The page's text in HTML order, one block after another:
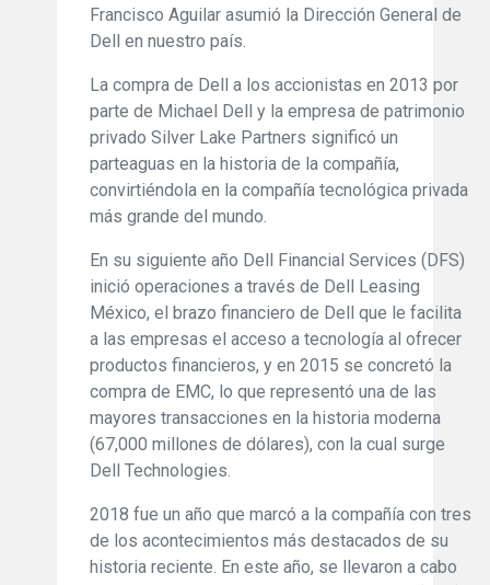
Francisco Aguilar asumió la Dirección General de
Dell en nuestro país.
La compra de Dell a los accionistas en 2013 por
parte de Michael Dell y la empresa de patrimonio
privado Silver Lake Partners significó un
parteaguas en la historia de la compañía,
convirtiéndola en la compañía tecnológica privada
más grande del mundo.
En su siguiente año Dell Financial Services (DFS)
inició operaciones a través de Dell Leasing
México, el brazo financiero de Dell que le facilita
a las empresas el acceso a tecnología al ofrecer
productos financieros, y en 2015 se concretó la
compra de EMC, lo que representó una de las
mayores transacciones en la historia moderna
(67,000 millones de dólares), con la cual surge
Dell Technologies.
2018 fue un año que marcó a la compañía con tres
de los acontecimientos más destacados de su
historia reciente. En este año, se llevaron a cabo